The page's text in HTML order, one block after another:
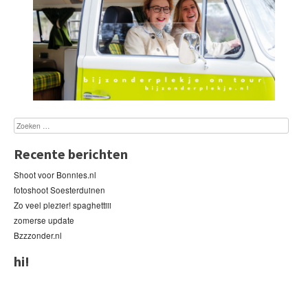
Recente berichten
Shoot voor Bonnies.nl
fotoshoot Soesterduinen
Zo veel plezier! spaghettiii
zomerse update
Bzzzonder.nl
hi!